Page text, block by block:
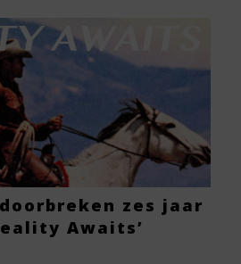
zes jaar
Awaits’